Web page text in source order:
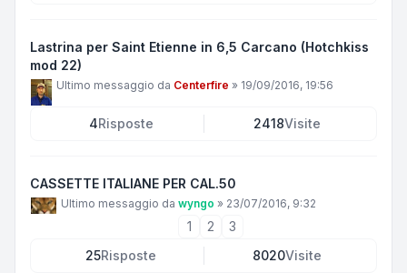
Lastrina per Saint Etienne in 6,5 Carcano (Hotchkiss
mod 22)
Ultimo messaggio da Centerfire » 19/09/2016, 19:56
4Risposte 2418Visite
CASSETTE ITALIANE PER CAL.50
Ultimo messaggio da wyngo » 23/07/2016, 9:32
1 2
3
25Risposte 8020Visite